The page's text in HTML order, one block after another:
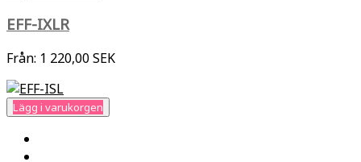
EFF-IXLR
Från: 1 220,00 SEK
Lägg i varukorgen